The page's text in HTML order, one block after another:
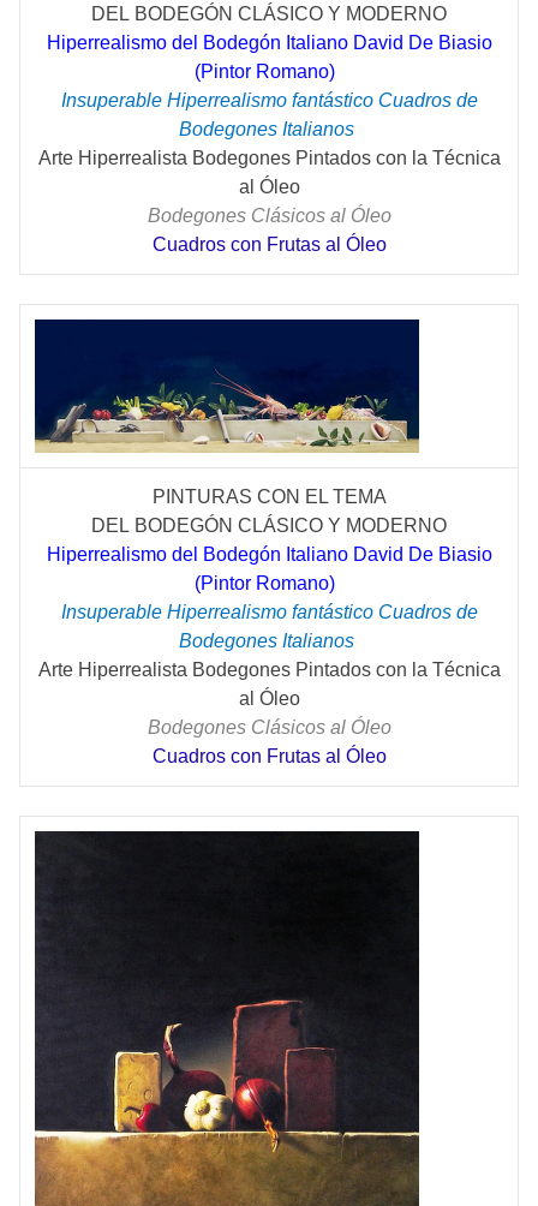
DEL BODEGÓN CLÁSICO Y MODERNO
Hiperrealismo del Bodegón Italiano David De Biasio
(Pintor Romano)
Insuperable Hiperrealismo fantástico Cuadros de
Bodegones Italianos
Arte Hiperrealista Bodegones Pintados con la Técnica
al Óleo
Bodegones Clásicos al Óleo
Cuadros con Frutas al Óleo
PINTURAS CON EL TEMA
DEL BODEGÓN CLÁSICO Y MODERNO
Hiperrealismo del Bodegón Italiano David De Biasio
(Pintor Romano)
Insuperable Hiperrealismo fantástico Cuadros de
Bodegones Italianos
Arte Hiperrealista Bodegones Pintados con la Técnica
al Óleo
Bodegones Clásicos al Óleo
Cuadros con Frutas al Óleo